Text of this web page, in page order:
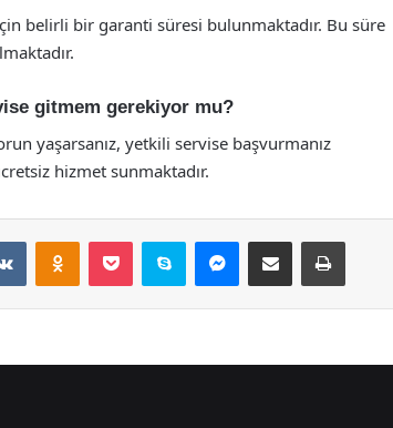
belirli bir garanti süresi bulunmaktadır. Bu süre
gitmem gerekiyor mu?
yaşarsanız, yetkili servise başvurmanız
hizmet sunmaktadır.
VKontakteOdnoklassniki
Pocket Skype Messenger
E-Posta ile paylaş Yazdır